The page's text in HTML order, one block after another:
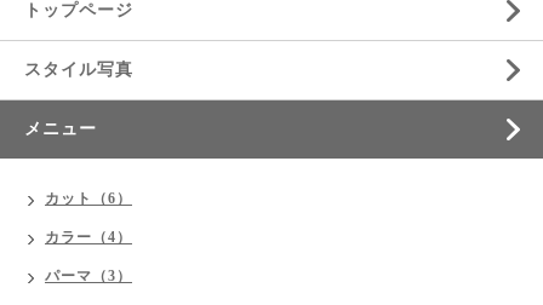
トップページ
スタイル写真
メニュー
カット（6）
カラー（4）
パーマ（3）